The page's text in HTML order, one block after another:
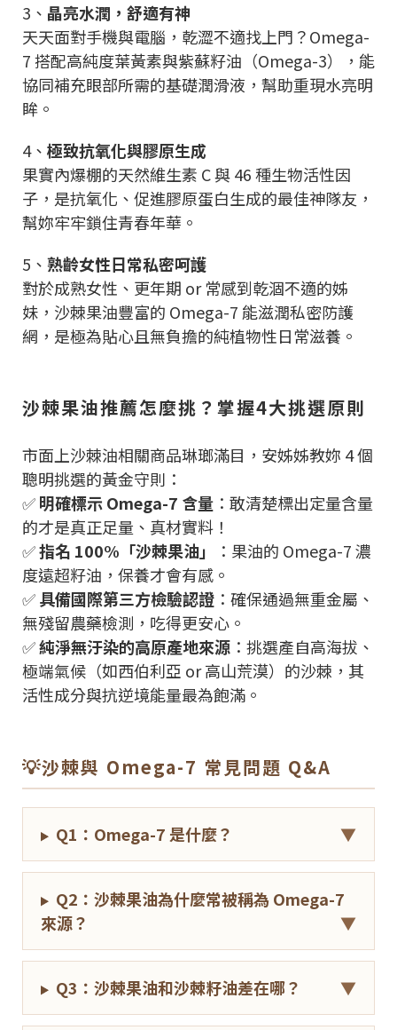
3、 晶亮水潤，舒適有神
天天面對手機與電腦，乾澀不適找上門？Omega-
7 搭配高純度葉黃素與紫蘇籽油（Omega-3），能
協同補充眼部所需的基礎潤滑液，幫助重現水亮明
眸。
4、 極致抗氧化與膠原生成
果實內爆棚的天然維生素 C 與 46 種生物活性因
子，是抗氧化、促進膠原蛋白生成的最佳神隊友，
幫妳牢牢鎖住青春年華。
5、 熟齡女性日常私密呵護
對於成熟女性、更年期 or 常感到乾涸不適的姊
妹，沙棘果油豐富的 Omega-7 能滋潤私密防護
網，是極為貼心且無負擔的純植物性日常滋養。
沙棘果油推薦怎麼挑？掌握4大挑選原則
市面上沙棘油相關商品琳瑯滿目，安姊姊教妳 4 個
聰明挑選的黃金守則：
✅明確標示 Omega-7 含量 ：敢清楚標出定量含量
的才是真正足量、真材實料！
✅指名 100%「沙棘果油」
：果油的 Omega-7 濃
度遠超籽油，保養才會有感。
✅具備國際第三方檢驗認證 ：確保通過無重金屬、
無殘留農藥檢測，吃得更安心。
✅純淨無汙染的高原產地來源 ：挑選產自高海拔、
極端氣候（如西伯利亞 or 高山荒漠）的沙棘，其
活性成分與抗逆境能量最為飽滿。
💡沙棘與 Omega-7 常見問題 Q&A
Q1：Omega-7 是什麼？ ▼
Q2：沙棘果油為什麼常被稱為 Omega-7
來源？
▼
Q3：沙棘果油和沙棘籽油差在哪？ ▼